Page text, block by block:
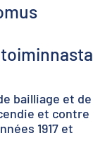
bailliage et de
et contre
1917 et